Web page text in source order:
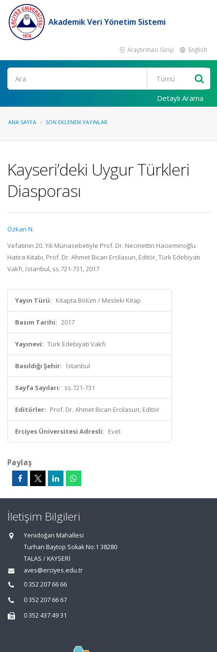
Akademik Veri Yönetim Sistemi
Araştırmacı Girişi English
Ara
Detaylı Arama
ANA SAYFA SON EKLENEN YAYINLAR
Kayseri’deki Uygur Türkleri
Diasporası
Özkan N.
Vefatının 20. Yılı Münasebetiyle Prof. Dr. Necmettin Hacıeminoğlu
Hatıra Kitabı, Prof. Dr. Ahmet Bican Ercilasun, Editör, Türk Edebiyatı
Vakfı, İstanbul, ss.721-731, 2017
Yayın Türü: Kitapta Bölüm / Mesleki Kitap
Basım Tarihi: 2017
Yayınevi: Türk Edebiyatı Vakfı
Basıldığı Şehir: İstanbul
Sayfa Sayıları: ss.721-731
Editörler: Prof. Dr. Ahmet Bican Ercilasun, Editör
Erciyes Üniversitesi Adresli: Evet
Paylaş
İletişim Bilgileri
Yenidoğan Mahallesi
Turhan Baytop Sokak No:1 38280
TALAS / KAYSERİ
aves@erciyes.edu.tr
0 352 207 66 66
0 352 207 66 67
0 352 437 49 31